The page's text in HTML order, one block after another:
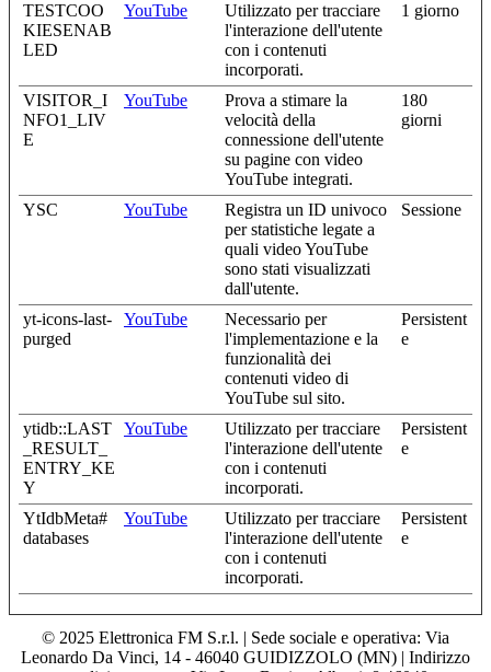
TESTCOO
KIESENAB
LED
YouTube
Utilizzato per tracciare
l'interazione dell'utente
con i contenuti
incorporati.
1 giorno
VISITOR_I
NFO1_LIV
E
YouTube
Prova a stimare la
velocità della
connessione dell'utente
su pagine con video
YouTube integrati.
180
giorni
YSC YouTube
Registra un ID univoco
per statistiche legate a
quali video YouTube
sono stati visualizzati
dall'utente.
Sessione
yt-icons-last-
purged
YouTube
Necessario per
l'implementazione e la
funzionalità dei
contenuti video di
YouTube sul sito.
Persistent
e
ytidb::LAST
_RESULT_
ENTRY_KE
Y
YouTube
Utilizzato per tracciare
l'interazione dell'utente
con i contenuti
incorporati.
Persistent
e
YtIdbMeta#
databases
YouTube
Utilizzato per tracciare
l'interazione dell'utente
con i contenuti
incorporati.
Persistent
e
© 2025 Elettronica FM S.r.l. | Sede sociale e operativa: Via
Leonardo Da Vinci, 14 - 46040 GUIDIZZOLO (MN) | Indirizzo